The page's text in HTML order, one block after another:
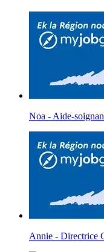
Noa - Aide-
Annie - Directrice